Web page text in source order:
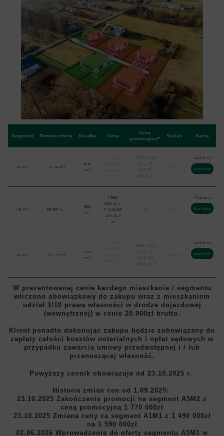
Segment Powierzchnia Działka Cena
Cena
promocyjna*
Status Karta
A1 M2 131,24 m²
404
m²
000 zł tj.
13 562,94
1 770 000
zł tj. 13
486,74
zł/m2 zł
Wolny
Pobierz
Kontakt
A5 M1 131,97 m²
390
m²
1 880
000 zł tj.
14 245,66
zł/m2 zł
zł
--- Wolny
Pobierz
Kontakt
A5 M2 131,73 m²
389
m²
000 zł tj.
14 264,02
1 850 000
zł tj. 14
043,88
zł/m2 zł zł
Wolny
Pobierz
Kontakt
W prezentowanej cenie każdego mieszkania / segmentu
wliczono obowiązkowy do zakupu wraz z mieszkaniem
udział 1/10 prawa własności w drodze dojazdowej
(wewnętrznej) w cenie 20.000zł brutto.
Klient ponadto dokonując zakupu będzie zobowiązany do
zapłaty całości kosztów notarialnych i opłat sądowych w
przypadku zawarcia umowy przedwstępnej i / lub
przenoszącej własność.
Powyższy cennik obowiązuje od 23.10.2025 r.
Historia zmian cen od 1.09.2025:
23.10.2025 Zakończenie promocji na segment A5M2 z
ceną promocyjną 1 770 000zł
23.10.2025 Zmiana ceny za segment A1M1 z 1 490 000zł
na 1 590 000zł
02.06.2026 Wprowadzenie do oferty segmentu A5M1 w